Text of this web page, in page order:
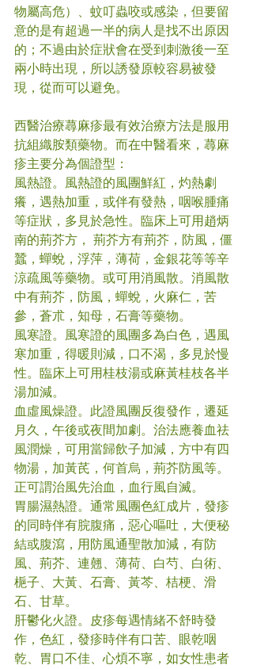
物屬高危）、蚊叮蟲咬或感染，但要留
意的是有超過一半的病人是找不出原因
的；不過由於症狀會在受到刺激後一至
兩小時出現，所以誘發原較容易被發
現，從而可以避免。
西醫治療蕁麻疹最有效治療方法是服用
抗組織胺類藥物。而在中醫看來，蕁麻
疹主要分為個證型：
風熱證。風熱證的風團鮮紅，灼熱劇
癢，遇熱加重，或伴有發熱，咽喉腫痛
等症狀，多見於急性。臨床上可用趙炳
南的荊芥方， 荊芥方有荊芥，防風，僵
蠶，蟬蛻，浮萍，薄荷，金銀花等等辛
涼疏風等藥物。或可用消風散。消風散
中有荊芥，防風，蟬蛻，火麻仁，苦
參，蒼朮，知母，石膏等藥物。
風寒證。風寒證的風團多為白色，遇風
寒加重，得暖則減，口不渴，多見於慢
性。臨床上可用桂枝湯或麻黃桂枝各半
湯加減。
血虛風燥證。此證風團反復發作，遷延
月久，午後或夜間加劇。治法應養血祛
風潤燥，可用當歸飲子加減，方中有四
物湯，加黃芪，何首烏，荊芥防風等。
正可謂治風先治血，血行風自滅。
胃腸濕熱證。通常風團色紅成片，發疹
的同時伴有脘腹痛，惡心嘔吐，大便秘
結或腹瀉，用防風通聖散加減，有防
風、荊芥、連翹、薄荷、白芍、白術、
梔子、大黃、石膏、黃芩、桔梗、滑
石、甘草。
肝鬱化火證。皮疹每遇情緒不舒時發
作，色紅，發疹時伴有口苦、眼乾咽
乾、胃口不佳、心煩不寧，如女性患者